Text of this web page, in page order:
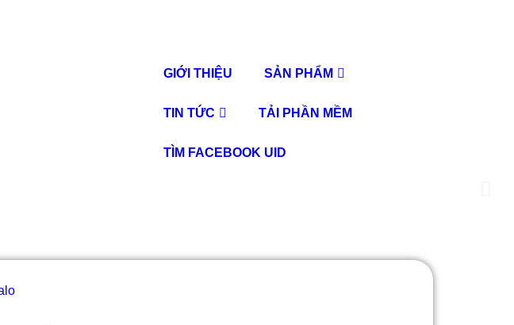
GIỚI THIỆU SẢN PHẨM
TIN TỨC TẢI PHẦN MỀM
TÌM FACEBOOK UID